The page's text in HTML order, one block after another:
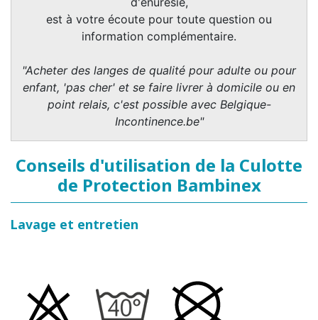
est à votre écoute pour toute question ou
information complémentaire.
"Acheter des langes de qualité pour adulte ou pour
enfant, 'pas cher' et se faire livrer à domicile ou en
point relais, c'est possible avec Belgique-
Incontinence.be"
Conseils d'utilisation de la Culotte
de Protection Bambinex
Lavage et entretien